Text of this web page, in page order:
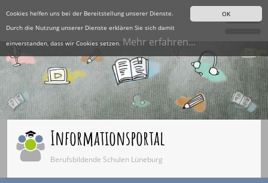
OK
Cookies helfen uns bei der Bereitstellung unserer Dienste.
Durch die Nutzung unserer Dienste erklären Sie sich damit
einverstanden, dass wir Cookies setzen. Mehr erfahren...
Informationsportal
Berufsbildende Schulen Lüneburg